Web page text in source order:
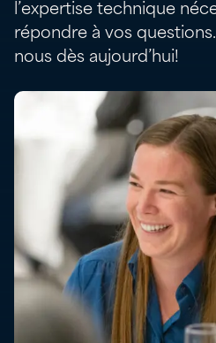
l’expertise technique
répondre à vos
nous dès aujourd’hui!